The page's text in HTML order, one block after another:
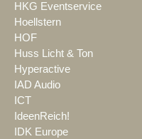
HKG Eventservice
Hoellstern
HOF
Huss Licht & Ton
Hyperactive
IAD Audio
ICT
IdeenReich!
IDK Europe